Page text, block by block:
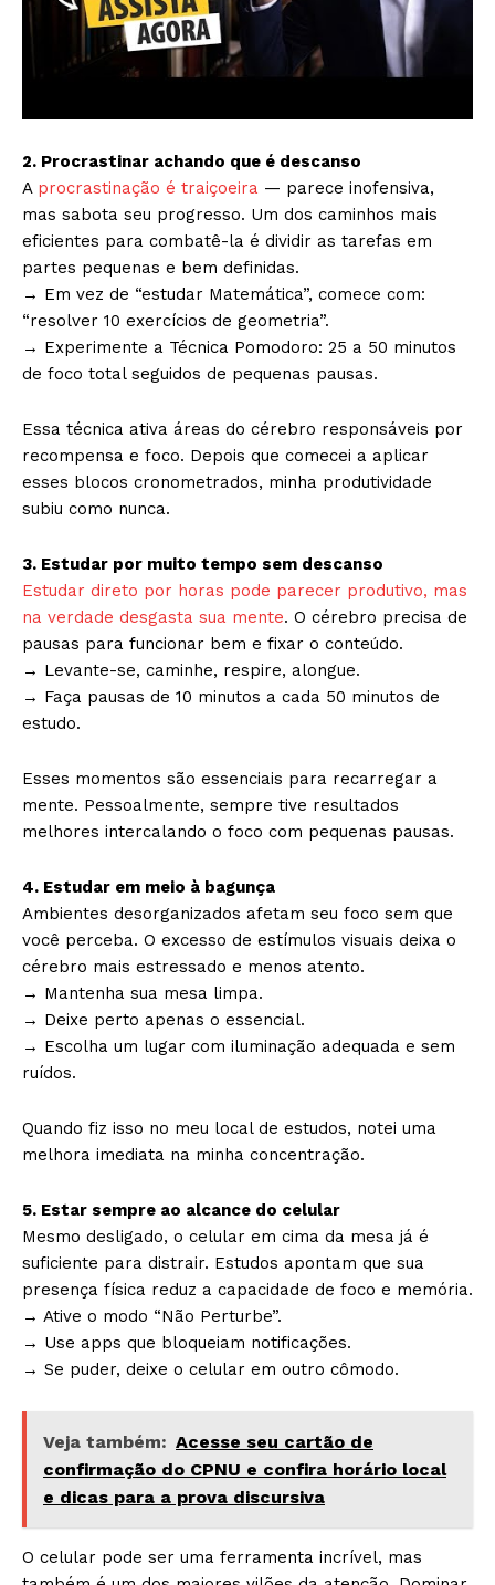
2. Procrastinar achando que é descanso
A procrastinação é traiçoeira — parece inofensiva,
mas sabota seu progresso. Um dos caminhos mais
eficientes para combatê-la é dividir as tarefas em
partes pequenas e bem definidas.
→ Em vez de “estudar Matemática”, comece com:
“resolver 10 exercícios de geometria”.
→ Experimente a Técnica Pomodoro: 25 a 50 minutos
de foco total seguidos de pequenas pausas.
Essa técnica ativa áreas do cérebro responsáveis por
recompensa e foco. Depois que comecei a aplicar
esses blocos cronometrados, minha produtividade
subiu como nunca.
3. Estudar por muito tempo sem descanso
Estudar direto por horas pode parecer produtivo, mas
na verdade desgasta sua mente. O cérebro precisa de
pausas para funcionar bem e fixar o conteúdo.
→ Levante-se, caminhe, respire, alongue.
→ Faça pausas de 10 minutos a cada 50 minutos de
estudo.
Esses momentos são essenciais para recarregar a
mente. Pessoalmente, sempre tive resultados
melhores intercalando o foco com pequenas pausas.
4. Estudar em meio à bagunça
Ambientes desorganizados afetam seu foco sem que
você perceba. O excesso de estímulos visuais deixa o
cérebro mais estressado e menos atento.
→ Mantenha sua mesa limpa.
→ Deixe perto apenas o essencial.
→ Escolha um lugar com iluminação adequada e sem
ruídos.
Quando fiz isso no meu local de estudos, notei uma
melhora imediata na minha concentração.
5. Estar sempre ao alcance do celular
Mesmo desligado, o celular em cima da mesa já é
suficiente para distrair. Estudos apontam que sua
presença física reduz a capacidade de foco e memória.
→ Ative o modo “Não Perturbe”.
→ Use apps que bloqueiam notificações.
→ Se puder, deixe o celular em outro cômodo.
Veja também: Acesse seu cartão de
confirmação do CPNU e confira horário local
e dicas para a prova discursiva
O celular pode ser uma ferramenta incrível, mas